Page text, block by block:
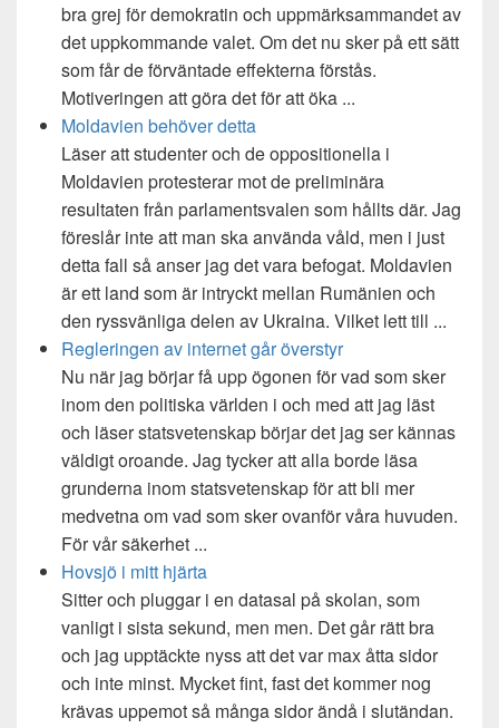
bra grej för demokratin och uppmärksammandet av
det uppkommande valet. Om det nu sker på ett sätt
som får de förväntade effekterna förstås.
Motiveringen att göra det för att öka ...
Moldavien behöver detta
Läser att studenter och de oppositionella i
Moldavien protesterar mot de preliminära
resultaten från parlamentsvalen som hållts där. Jag
föreslår inte att man ska använda våld, men i just
detta fall så anser jag det vara befogat. Moldavien
är ett land som är intryckt mellan Rumänien och
den ryssvänliga delen av Ukraina. Vilket lett till ...
Regleringen av internet går överstyr
Nu när jag börjar få upp ögonen för vad som sker
inom den politiska världen i och med att jag läst
och läser statsvetenskap börjar det jag ser kännas
väldigt oroande. Jag tycker att alla borde läsa
grunderna inom statsvetenskap för att bli mer
medvetna om vad som sker ovanför våra huvuden.
För vår säkerhet ...
Hovsjö i mitt hjärta
Sitter och pluggar i en datasal på skolan, som
vanligt i sista sekund, men men. Det går rätt bra
och jag upptäckte nyss att det var max åtta sidor
och inte minst. Mycket fint, fast det kommer nog
krävas uppemot så många sidor ändå i slutändan.